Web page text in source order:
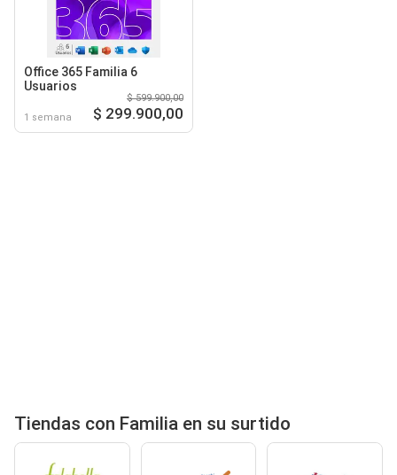
Office 365 Familia 6
Usuarios
1 semana
$ 599.900,00
$ 299.900,00
Tiendas con Familia en su surtido